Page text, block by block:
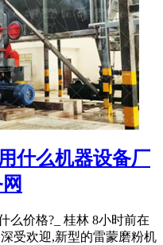
什么机器设备厂
么价格?_ 桂林 8小时前在
受欢迎,新型的雷蒙磨粉机